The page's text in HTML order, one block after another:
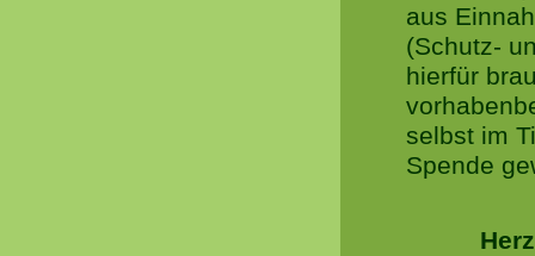
aus
(Schutz-
hierfür
selbst im
Spende